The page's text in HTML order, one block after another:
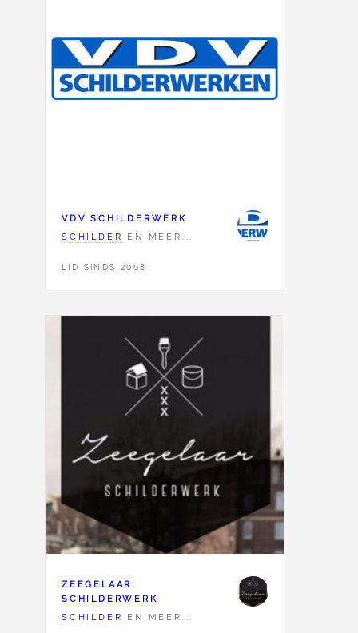
VDV SCHILDERWERK
SCHILDER
EN MEER...
LID SINDS 2008
ZEEGELAAR
SCHILDERWERK
SCHILDER
EN MEER...